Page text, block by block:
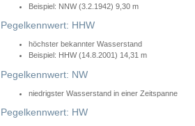
Beispiel: NNW (3.2.1942) 9,30 m
Pegelkennwert: HHW
höchster bekannter Wasserstand
Beispiel: HHW (14.8.2001) 14,31 m
Pegelkennwert: NW
niedrigster Wasserstand in einer Zeitspanne
Pegelkennwert: HW